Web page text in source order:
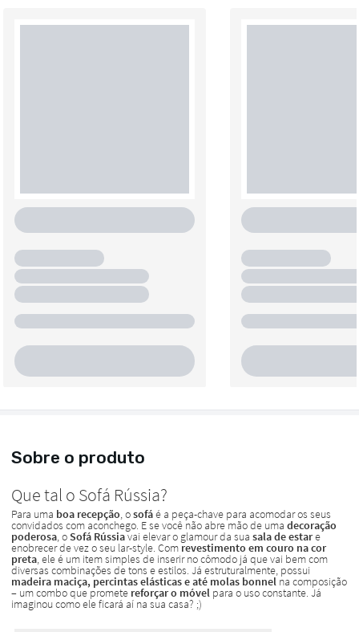
Sobre o produto